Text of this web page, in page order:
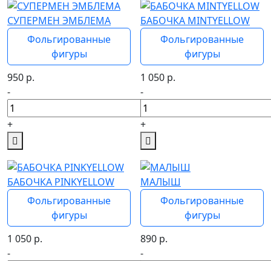
СУПЕРМЕН ЭМБЛЕМА
Фольгированные
фигуры
950 р.
-
+
БАБОЧКА MINTYELLOW
Фольгированные
фигуры
1 050 р.
-
+
БАБОЧКА PINKYELLOW
Фольгированные
фигуры
1 050 р.
-
МАЛЫШ
Фольгированные
фигуры
890 р.
-